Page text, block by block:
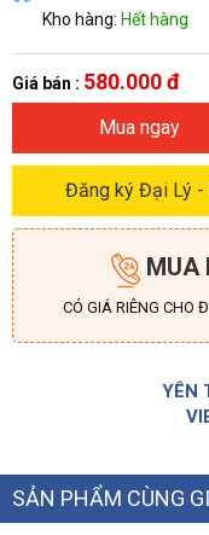
Kho hàng: Hết hàng
Giá bán : 580.000 đ
Mua ngay
Đăng ký Đại Lý -
MUA
CÓ GIÁ RIÊNG CHO
YÊN
SẢN PHẨM CÙNG